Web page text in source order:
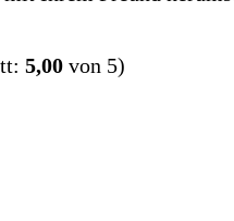
5,00 von 5)